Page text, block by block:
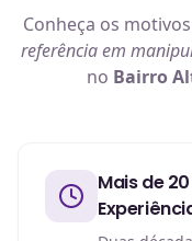
Conheça os
referência em
no Bairro
Mais de